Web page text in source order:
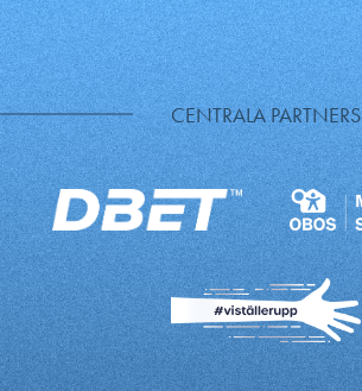
CENTRALA PARTNERS